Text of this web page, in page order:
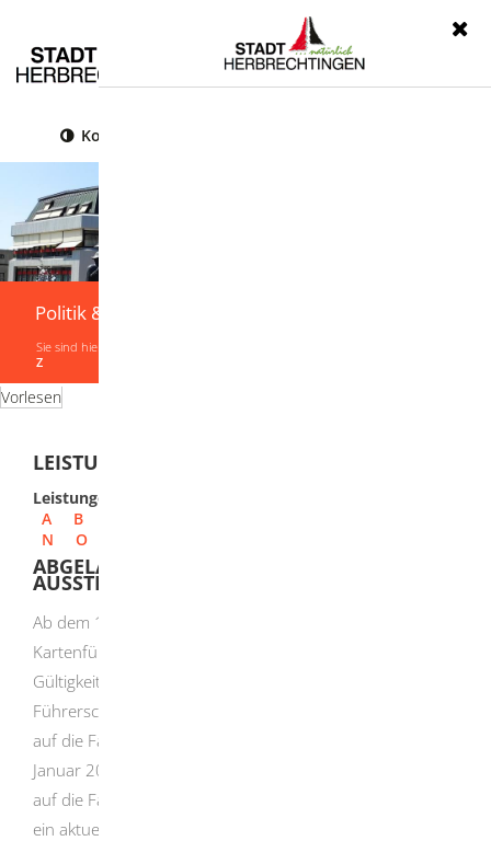
Kontrast
Politik & Verwaltung
Sie sind hier:
Z
Vorlesen
LEISTUNGEN VON A-Z
Leistungen
A
B
N
O
ABGELAUFENEN FÜHRERSCHEIN NEU
AUSSTELLEN LASSEN
Ab dem 19. Januar 2013 ausgestellte
Kartenführerscheine sind auf 15 Jahre befristet. Ist die
Gültigkeit des Führerscheins abgelaufen, ist ein neuer
Führerschein zu beantragen, es sei denn, Sie verzichten
auf die Fahrerlaubnis. Ein Führerschein, der vor dem 19.
Januar 2013 ausgestellt worden ist, ist - wenn Sie nicht
auf die Fahrerlaubnis verzichten - bis zu dem Zeitpunkt in
ein aktuelles Führerscheinmodell umzutauschen, der sich